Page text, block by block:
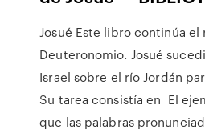
Josué Este libro continúa el
Deuteronomio. Josué
Israel sobre el río Jordán
Su tarea consistía en El
que las palabras